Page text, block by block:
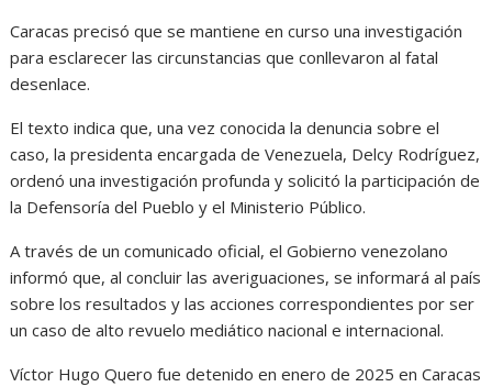
Caracas precisó que se mantiene en curso una investigación
para esclarecer las circunstancias que conllevaron al fatal
desenlace.
El texto indica que, una vez conocida la denuncia sobre el
caso, la presidenta encargada de Venezuela, Delcy Rodríguez,
ordenó una investigación profunda y solicitó la participación de
la Defensoría del Pueblo y el Ministerio Público.
A través de un comunicado oficial, el Gobierno venezolano
informó que, al concluir las averiguaciones, se informará al país
sobre los resultados y las acciones correspondientes por ser
un caso de alto revuelo mediático nacional e internacional.
Víctor Hugo Quero fue detenido en enero de 2025 en Caracas